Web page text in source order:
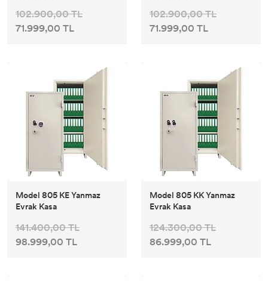
102.900,00 TL
71.999,00 TL
102.900,00 TL
71.999,00 TL
Model 805 KE Yanmaz
Evrak Kasa
141.400,00 TL
98.999,00 TL
Model 805 KK Yanmaz
Evrak Kasa
124.300,00 TL
86.999,00 TL